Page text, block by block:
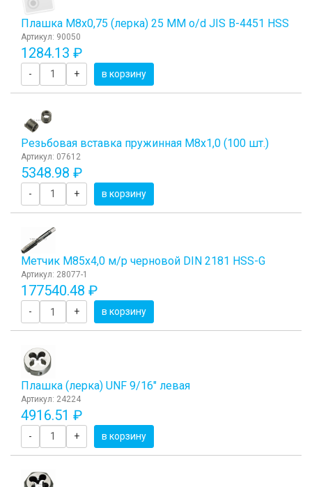
Плашка М8x0,75 (лерка) 25 ММ o/d JIS B-4451 HSS
Артикул: 90050
1284.13 ₽
- + в корзину
Резьбовая вставка пружинная M8x1,0 (100 шт.)
Артикул: 07612
5348.98 ₽
- + в корзину
Метчик М85x4,0 м/р черновой DIN 2181 HSS-G
Артикул: 28077-1
177540.48 ₽
- + в корзину
Плашка (лерка) UNF 9/16" левая
Артикул: 24224
4916.51 ₽
- + в корзину